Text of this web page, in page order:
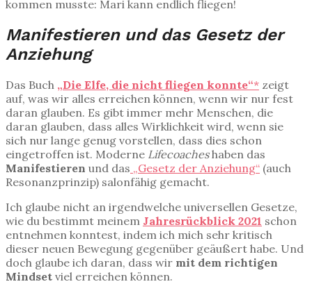
kommen musste: Mari kann endlich fliegen!
Manifestieren und das Gesetz der
Anziehung
Das Buch „Die Elfe, die nicht fliegen konnte“* zeigt
auf, was wir alles erreichen können, wenn wir nur fest
daran glauben. Es gibt immer mehr Menschen, die
daran glauben, dass alles Wirklichkeit wird, wenn sie
sich nur lange genug vorstellen, dass dies schon
eingetroffen ist. Moderne Lifecoacheshaben das
Manifestieren und das „Gesetz der Anziehung“ (auch
Resonanzprinzip) salonfähig gemacht.
Ich glaube nicht an irgendwelche universellen Gesetze,
wie du bestimmt meinem Jahresrückblick 2021 schon
entnehmen konntest, indem ich mich sehr kritisch
dieser neuen Bewegung gegenüber geäußert habe. Und
doch glaube ich daran, dass wir mit dem richtigen
Mindset viel erreichen können.